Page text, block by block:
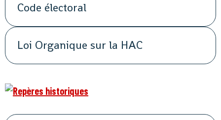
Code électoral
Loi Organique sur la HAC